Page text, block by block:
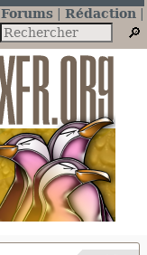
Forums
Rédaction